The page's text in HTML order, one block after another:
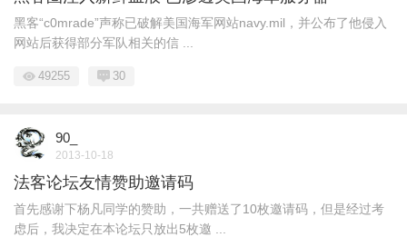
黑客“c0mrade”声称已破解美国海军网站navy.mil，并公布了他侵入
网站后获得部分军队相关的信 ...
49255 30
90_
2013-10-18
法客论坛友情赞助邀请码
首先感谢下杨凡同学的赞助，一共赠送了10枚邀请码，但是经过考
虑后，我决定在本论坛只放出5枚邀 ...